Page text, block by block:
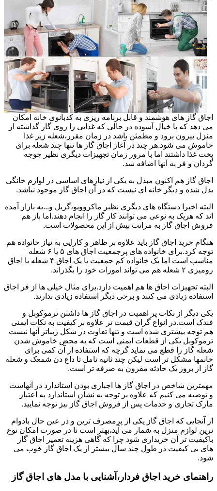
اجاق گاز های هوشمند و قابل برنامه ریزی به کدبانوی خانه امکان
می دهد که با خیال آسوده در حالی که غذایی را روی گاز گذاشته از
منزل بیرون برود و مطمئن باشد در زمان مقرر،شعله زیر غذا
خاموش می شود.هر چند در آغاز اجاق گاز ها تنها چند شعله برای
پخت غذا داشتند اما با مرور زمان تجهیزات دیگری نظیر جوجه
گردان و فر به آنها اضافه شد.
اجاق گاز هم اکنون مبدل به یکی از نیازهای اساسی در لوازم خانگی
بدل شده و دیگر خانه ای نیست که در آن اجاق گاز موجود نباشد.
البته اخیرا دستگاه های دیگری نظیر ماکروویو،گریل و...به بازار آمده
اند که هریک به نوعی می توانند کار گاز را انجام دهند.اما باز هم
فروش اجاق گاز به مراتب بیش از این محصولات است.
هنگام خرید اجاق گاز باید علاوه بر ظاهر و کارایی به نیاز خانواده هم
توجه کرد.برای خانواده های پرجمعیت اجاق های ۵ یا ۶ شعله
مناسب است اما یک خانواده کم جمعیت با یک اجاق ۴ شعله یا اجاق
رومیزی ۲ شعله هم می تواند امورات خود را بگذراند.
البته تجهیزات اجاق ها هم اهمیت دارد.برای مثال خیلی ها از فر اجاق
استفاده زیادی می کنند و برخی دیگر استفاده زیادی ندارند.
یکی دیگر از نکات پر اهمیت در اجاق گاز ها داشتن ترموکوبل و
فندک است.در انواع گران قیمت تر علاوه بر کیفیت به نکات ایمنی
هم توجه بیشتری شده است و تنها تفاوت در شکل زیباتر آنها نیست
ترموکوبل یکی از قطعات ایمنی است که به محض خاموش شدن
شعله گاز را قطع می نماید گرچه که استفاده از آن کمی برای
خانمها مشکل تر است لیکن چند ثانیه تامل تا داغ دن شمعک و شعله
گاز از بروز یک حادثه مقرون به صرفه تر است.
مهمترین شاخص در اجاق گاز ها اجباری بودن استاندارد در آنهاست
و توصیه می کنیم که علاوه بر توجه به نشان استاندارد به اعتبار
مارک تجاری و خدمات پس از فروش اجاق گاز نیز توجه نمایید.
از آنجایی که اجاق گاز یکی از پرمصرف ترین و در عین حال بادوام
ترین لوازم منزل به شمار می آید،بهتر است تا در صورت امکان نوع
باکیفیت تر آن خریداری شود چرا که گاهی هزینه تعمیر اجاق گاز
های بی کیفیت در طول چند سال بیشتر از یک اجاق گاز خوب می
شود.
راهنمای خرید اجاق فردار،آشنایی با مدل های اجاق گاز